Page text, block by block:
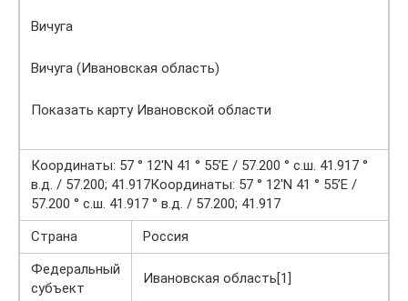
Вичуга
Вичуга (Ивановская область)
Показать карту Ивановской области
Координаты: 57 ° 12′N 41 ° 55’E / 57.200 ° с.ш. 41.917 °
в.д. / 57.200; 41.917Координаты: 57 ° 12′N 41 ° 55’E /
57.200 ° с.ш. 41.917 ° в.д. / 57.200; 41.917
Страна
Россия
Федеральный
субъект
Ивановская область[1]